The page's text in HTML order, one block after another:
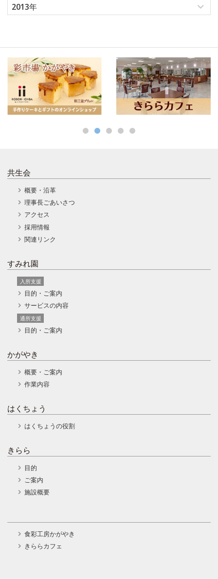
2013年
共生会
概要・沿革
理事長ごあいさつ
アクセス
採用情報
関連リンク
すみれ園
入所支援
目的・ご案内
サービスの内容
通所支援
目的・ご案内
かがやき
概要・ご案内
作業内容
はくちょう
はくちょうの役割
きらら
目的
ご案内
施設概要
食彩工房かがやき
きららカフェ